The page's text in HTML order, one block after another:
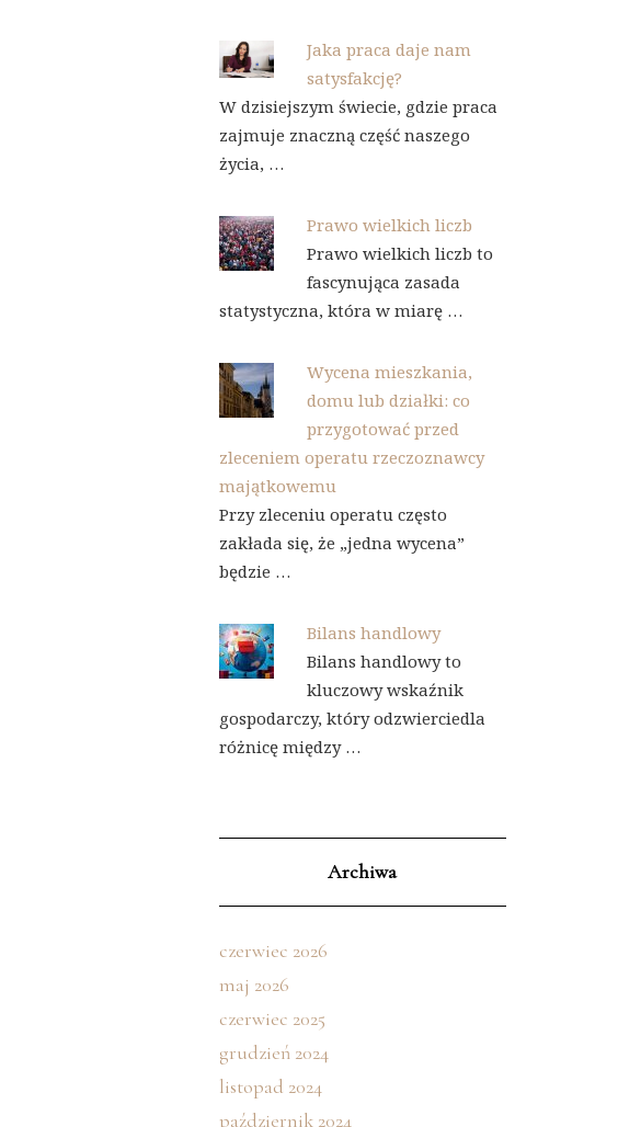
Jaka praca daje nam
satysfakcję?
W dzisiejszym świecie, gdzie praca
zajmuje znaczną część naszego
życia, …
Prawo wielkich liczb
Prawo wielkich liczb to
fascynująca zasada
statystyczna, która w miarę …
Wycena mieszkania,
domu lub działki: co
przygotować przed
zleceniem operatu rzeczoznawcy
majątkowemu
Przy zleceniu operatu często
zakłada się, że „jedna wycena”
będzie …
Bilans handlowy
Bilans handlowy to
kluczowy wskaźnik
gospodarczy, który odzwierciedla
różnicę między …
Archiwa
czerwiec 2026
maj 2026
czerwiec 2025
grudzień 2024
listopad 2024
październik 2024